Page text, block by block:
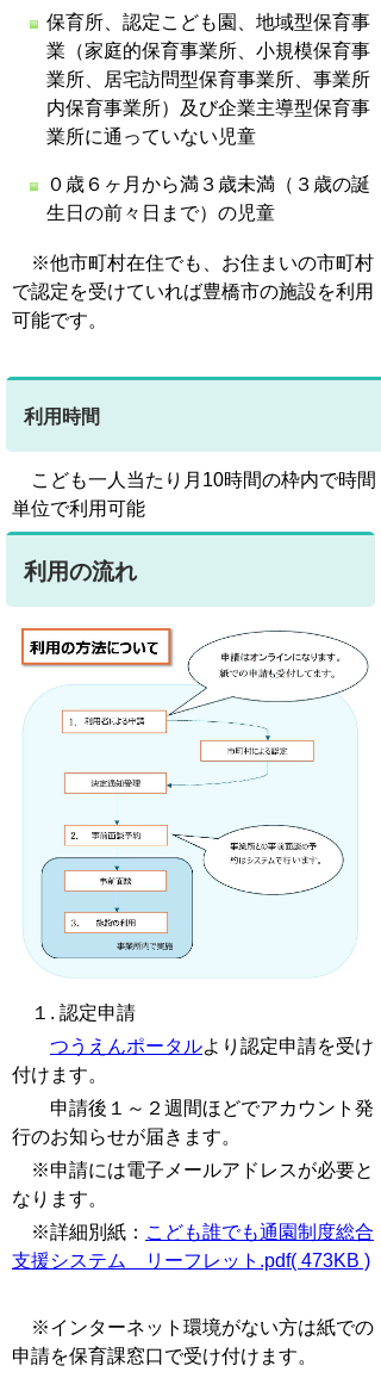
保育所、認定こども園、地域型保育事
業（家庭的保育事業所、小規模保育事
業所、居宅訪問型保育事業所、事業所
内保育事業所）及び企業主導型保育事
業所に通っていない児童
０歳６ヶ月から満３歳未満（３歳の誕
生日の前々日まで）の児童
※他市町村在住でも、お住まいの市町村
で認定を受けていれば豊橋市の施設を利用
可能です。
利用時間
こども一人当たり月10時間の枠内で時間
単位で利用可能
利用の流れ
１. 認定申請
つうえんポータルより認定申請を受け
付けます。
申請後１～２週間ほどでアカウント発
行のお知らせが届きます。
※申請には電子メールアドレスが必要と
なります。
※詳細別紙： こども誰でも通園制度総合
支援システム＿リーフレット.pdf( 473KB )
※インターネット環境がない方は紙での
申請を保育課窓口で受け付けます。